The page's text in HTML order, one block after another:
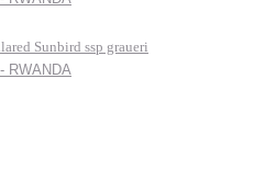
Sunbird ssp graueri
RWANDA